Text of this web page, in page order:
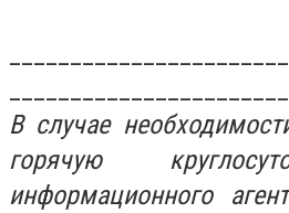
В случае
горячую
информационного